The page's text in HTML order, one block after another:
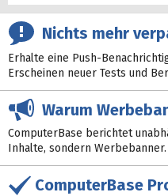
Nichts mehr
Erhalte eine Push-
Erscheinen neuer Tests und
Warum
ComputerBase berichtet
Inhalte, sondern Werbebanner.
ComputerBase